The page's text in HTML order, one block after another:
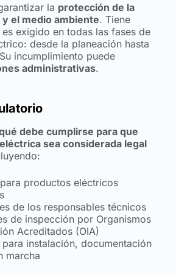
la protección de la
el medio ambiente. Tiene
exigido en todas las fases de
desde la planeación hasta
incumplimiento puede
administrativas.
debe cumplirse para que
sea considerada legal
productos eléctricos
de los responsables técnicos
de inspección por Organismos
Acreditados (OIA)
para instalación, documentación
marcha